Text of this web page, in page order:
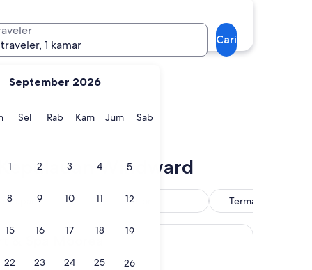
September 2026
Senin
SelSelasa
RabRabuKamKamis
JumJumat
SabSabtu
1 2 3 4 5
8 9 10 11 12
15 16 17 18 19
22 23 24 25 26
1 kamar
Cari
Windward
Resor
Termasuk layanan
jemput